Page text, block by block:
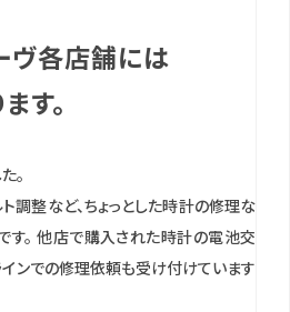
ヴ各店舗には
す。
。
調整など、ちょっとした時計の修理な
。 他店で購入された時計の電池交
インでの修理依頼も受け付けています